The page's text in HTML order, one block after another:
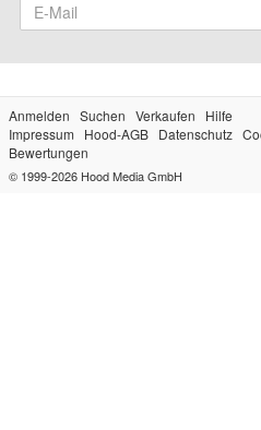
Anmelden Suchen Verkaufen
Hilfe
Impressum
Hood-AGB Datenschutz
Bewertungen
© 1999-2026 Hood Media GmbH